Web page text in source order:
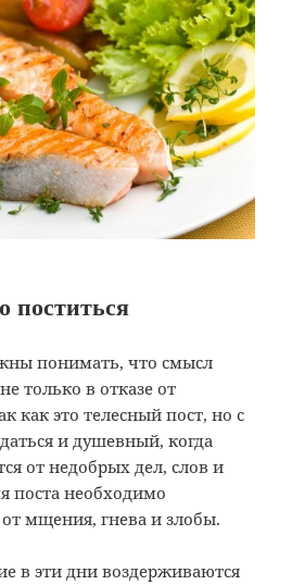
поститься
понимать, что смысл
только в отказе от
как это телесный пост, но с
и душевный, когда
от недобрых дел, слов и
поста необходимо
мщения, гнева и злобы.
в эти дни воздерживаются